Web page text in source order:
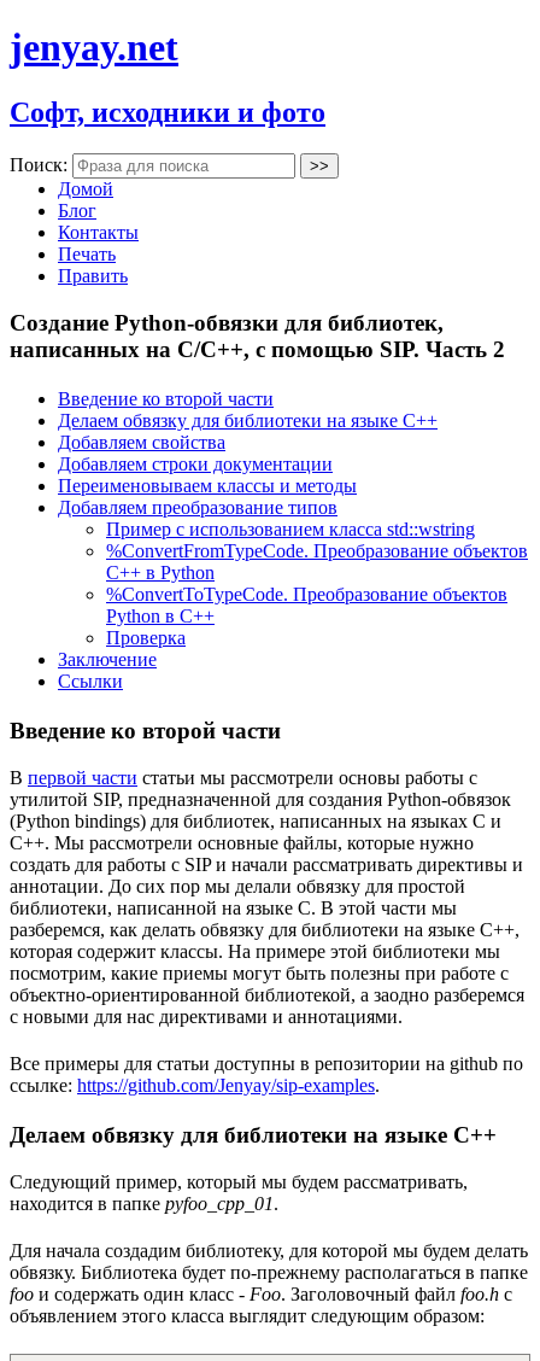
jenyay.net
Софт, исходники и фото
Поиск:
Домой
Блог
Контакты
Печать
Править
Создание Python-обвязки для библиотек,
написанных на C/C++, с помощью SIP. Часть 2
Введение ко второй части
Делаем обвязку для библиотеки на языке C++
Добавляем свойства
Добавляем строки документации
Переименовываем классы и методы
Добавляем преобразование типов
Пример с использованием класса std::wstring
%ConvertFromTypeCode. Преобразование объектов
C++ в Python
%ConvertToTypeCode. Преобразование объектов
Python в C++
Проверка
Заключение
Ссылки
Введение ко второй части
В первой части статьи мы рассмотрели основы работы с
утилитой SIP, предназначенной для создания Python-обвязок
(Python bindings) для библиотек, написанных на языках C и
C++. Мы рассмотрели основные файлы, которые нужно
создать для работы с SIP и начали рассматривать директивы и
аннотации. До сих пор мы делали обвязку для простой
библиотеки, написанной на языке C. В этой части мы
разберемся, как делать обвязку для библиотеки на языке C++,
которая содержит классы. На примере этой библиотеки мы
посмотрим, какие приемы могут быть полезны при работе с
объектно-ориентированной библиотекой, а заодно разберемся
с новыми для нас директивами и аннотациями.
Все примеры для статьи доступны в репозитории на github по
ссылке: https://github.com/Jenyay/sip-examples.
Делаем обвязку для библиотеки на языке C++
Следующий пример, который мы будем рассматривать,
находится в папке pyfoo_cpp_01.
Для начала создадим библиотеку, для которой мы будем делать
обвязку. Библиотека будет по-прежнему располагаться в папке
foo и содержать один класс - Foo. Заголовочный файл foo.h с
объявлением этого класса выглядит следующим образом: